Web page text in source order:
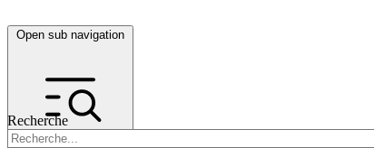
Open sub navigation
Recherche